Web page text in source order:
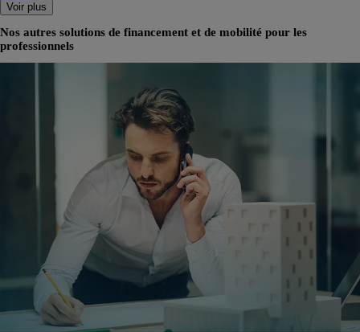
Voir plus
Nos autres solutions de financement et de mobilité pour les
professionnels